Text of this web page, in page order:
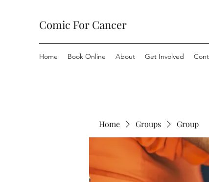
Comic For Cancer
Home Book Online About Get Involved
Home Groups Group